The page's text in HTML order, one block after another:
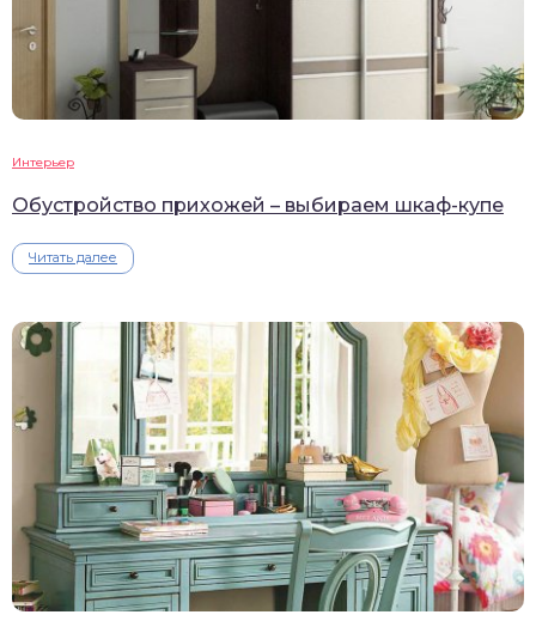
Интерьер
Обустройство прихожей – выбираем шкаф-купе
Читать далее